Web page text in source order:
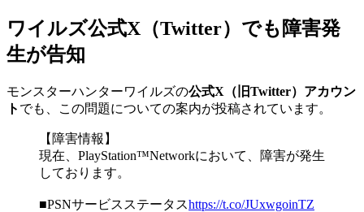
ワイルズ公式X（Twitter）でも障害発
生が告知
モンスターハンターワイルズの公式X（旧Twitter）アカウン
ト でも、この問題についての案内が投稿されています。
【障害情報】
現在、PlayStation™Networkにおいて、障害が発生
しております。
■PSNサービスステータスhttps://t.co/JUxwgoinTZ